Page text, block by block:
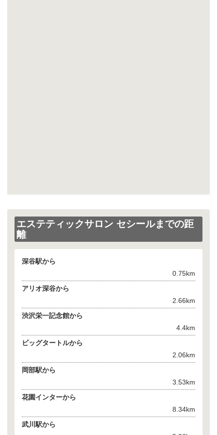
エステティックサロン セシールまでの距
離
深谷駅から
0.75km
アリオ深谷から
2.66km
渋沢栄一記念館から
4.4km
ビッグタートルから
2.06km
岡部駅から
3.53km
花園インターから
8.34km
武川駅から